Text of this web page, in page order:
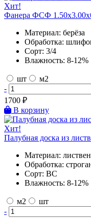
Хит!
Фанера ФСФ
Материал: берёза
Обработка:
Сорт: 3/4
Влажность: 8-12%
шт
м2
-
1700 ₽
В корзину
Хит!
Палубная доска из
Материал:
Обработка:
Сорт: BC
Влажность: 8-12%
м2
шт
-